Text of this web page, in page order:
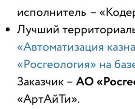
исполнитель –
Лучший
«Автоматизация
«Росгеология» на
Заказчик –АО
«АртАйТи».